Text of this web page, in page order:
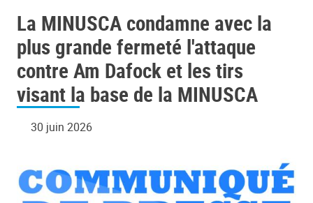
fermeté l'attaque contre
Am Dafock et les tirs
visant la base de la
MINUSCA
La MINUSCA condamne avec la
plus grande fermeté l'attaque
contre Am Dafock et les tirs
visant la base de la MINUSCA
30 juin 2026